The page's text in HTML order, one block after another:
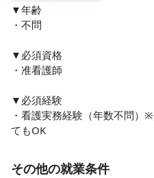
▼年齢
・不問
▼必須資格
・准看護師
▼必須経験
・看護実務経験（年数不問）
てもOK
その他の就業条件